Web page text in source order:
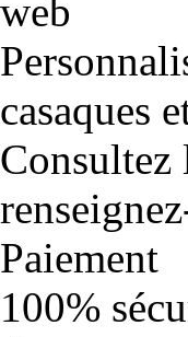
casaques
Consultez
Paiement
100%